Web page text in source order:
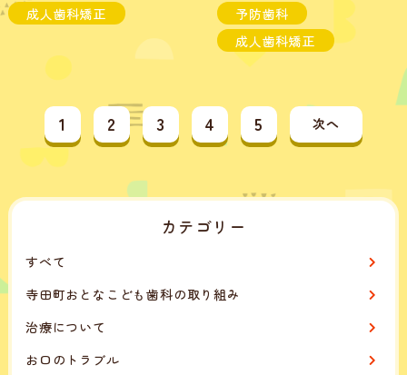
成人歯科矯正
予防歯科
成人歯科矯正
1 2 3 4 5 次へ
カテゴリー
すべて
寺田町おとなこども歯科の取り組み
治療について
お口のトラブル